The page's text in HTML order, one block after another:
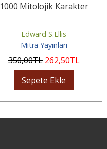
1000 Mitolojik Karakter
Edward S.Ellis
Mitra Yayınları
350,00TL 262,50TL
Sepete Ekle